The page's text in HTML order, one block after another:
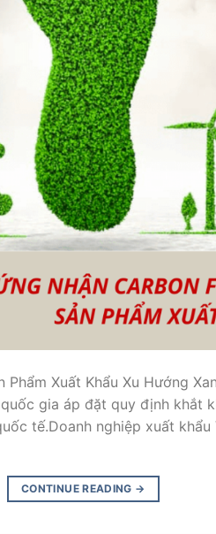
Xuất Khẩu Xu Hướng
gia áp đặt quy định khắt
tế.Doanh nghiệp xuất khẩu
CONTINUE READING →